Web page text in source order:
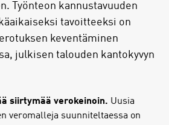
Työnteon kannustavuuden
tavoitteeksi on
keventäminen
julkisen talouden kantokyvyn
siirtymää verokeinoin. Uusia
veromalleja suunniteltaessa on